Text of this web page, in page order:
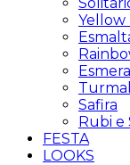
Yellow
Safira
Rubi e
FESTA
LOOKS